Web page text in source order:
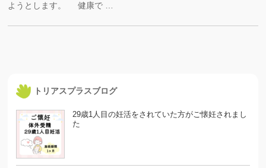
ようとします。 健康で …
トリアスプラスブログ
29歳1人目の妊活をされていた方がご懐妊されまし
た